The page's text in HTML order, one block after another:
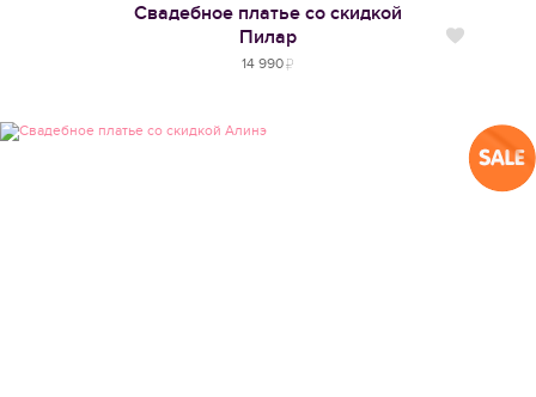
Свадебное платье со скидкой
Пилар
14 990